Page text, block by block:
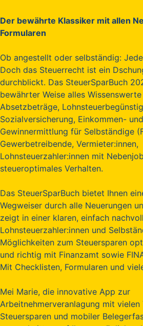
Der bewährte Klassiker mit allen
Formularen
Ob angestellt oder selbständig:
Doch das Steuerrecht ist ein
durchblickt. Das SteuerSparBuch
bewährter Weise alles
Absetzbeträge,
Sozialversicherung, Einkommen-
Gewinnermittlung für Selbständige
Gewerbetreibende, Vermieter:innen,
Lohnsteuerzahler:innen mit
steueroptimales Verhalten.
Das SteuerSparBuch bietet Ihnen
Wegweiser durch alle Neuerungen
zeigt in einer klaren, einfach
Lohnsteuerzahler:innen und
Möglichkeiten zum Steuersparen
und richtig mit Finanzamt sowie
Mit Checklisten, Formularen und
Mei Marie, die innovative App zur
Arbeitnehmerveranlagung mit vielen
Steuersparen und mobiler